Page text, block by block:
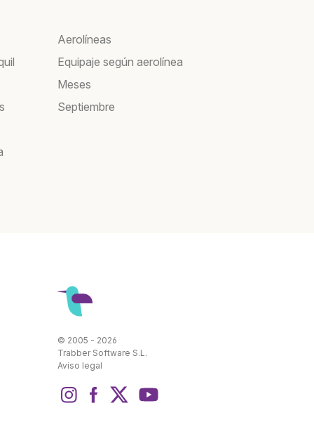
Aerolíneas
Equipaje según aerolínea
Meses
Septiembre
© 2005 - 2026
Trabber Software S.L.
Aviso legal